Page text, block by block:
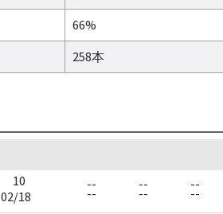
66%
258本
10
02/18
--
--
--
--
--
--